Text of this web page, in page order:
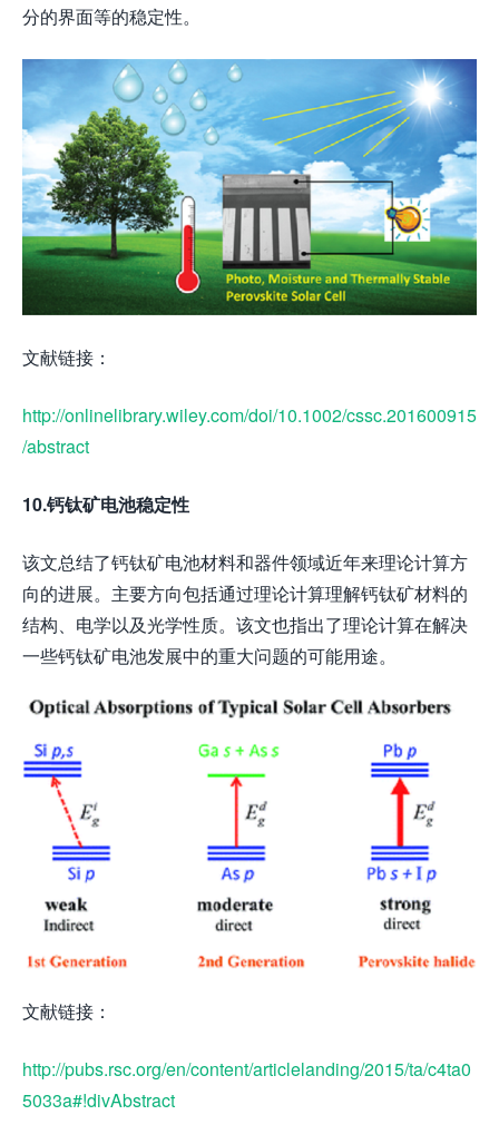
分的界面等的稳定性。
文献链接：
http://onlinelibrary.wiley.com/doi/10.1002/cssc.201600915
/abstract
10.钙钛矿电池稳定性
该文总结了钙钛矿电池材料和器件领域近年来理论计算方
向的进展。主要方向包括通过理论计算理解钙钛矿材料的
结构、电学以及光学性质。该文也指出了理论计算在解决
一些钙钛矿电池发展中的重大问题的可能用途。
文献链接：
http://pubs.rsc.org/en/content/articlelanding/2015/ta/c4ta0
5033a#!divAbstract